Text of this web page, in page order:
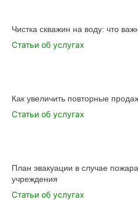
Чистка скважин на воду: что
Статьи об услугах
Как увеличить повторные
Статьи об услугах
План эвакуации в случае
учреждения
Статьи об услугах